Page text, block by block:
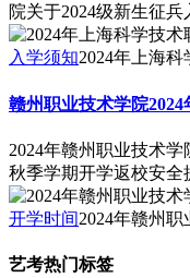
院关于2024级新生征
入学须知2024年上海
赣州职业技术学院
2024年赣州职业技术
秋季学期开学返校安全
开学时间2024年赣州
艺考热门标签